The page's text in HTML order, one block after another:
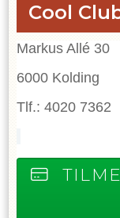
Cool
Markus Allé 30
6000 Kolding
Tlf.: 4020 7362